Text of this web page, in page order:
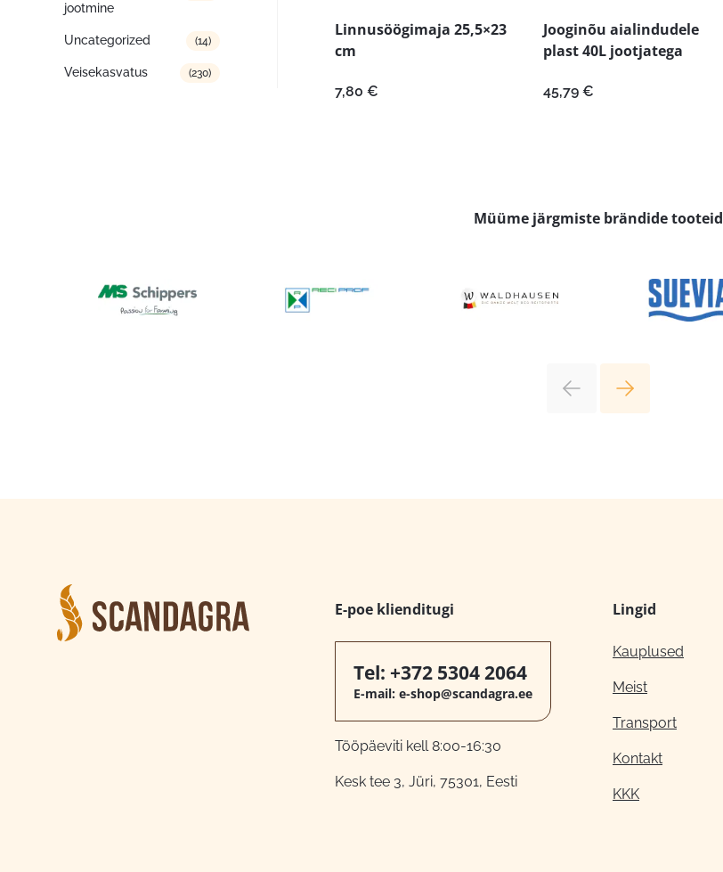
jootmine
Uncategorized (14)
Veisekasvatus (230)
Linnusöögimaja 25,5×23
cm
7,80 €
Jooginõu aialindudele
plast 40L jootjatega
45,79 €
Müüme järgmiste brändide tooteid
E-poe klienditugi
Tel: +372 5304 2064
E-mail: e-shop@scandagra.ee
Tööpäeviti kell 8:00-16:30
Kesk tee 3, Jüri, 75301, Eesti
Lingid
Kauplused
Meist
Transport
Kontakt
KKK